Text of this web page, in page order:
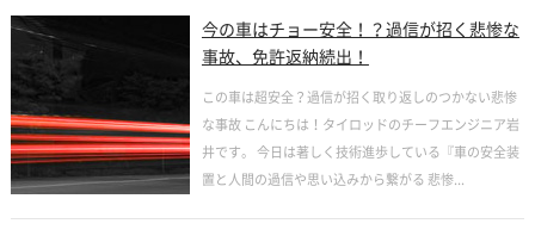
今の車はチョー安全！？過信が招く悲惨な
事故、免許返納続出！
この車は超安全？過信が招く取り返しのつかない悲惨
な事故 こんにちは！タイロッドのチーフエンジニア岩
井です。 今日は著しく技術進歩している『車の安全装
置と人間の過信や思い込みから繋がる 悲惨...